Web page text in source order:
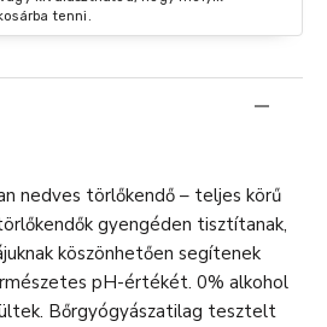
tenni.
nedves törlőkendő – teljes körű
gyengéden tisztítanak,
köszönhetően segítenek
pH-értékét. 0% alkohol
Bőrgyógyászatilag tesztelt